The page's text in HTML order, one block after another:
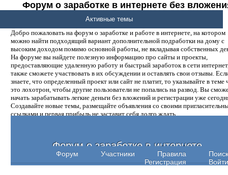
Форум о заработке в интернете без
денег.
Добро пожаловать на форум о заработке и работе в интернете, на котором
можно найти подходящий вариант дополнительной подработки на дому с
высоким доходом помимо основной работы, не вкладывая собственных
На форуме вы найдете полезную информацию про сайты и проекты,
предоставляющие удаленную работу и быстрый заработок в сети
также сможете участвовать в их обсуждении и оставлять свои отзывы.
знаете, что определенный проект или сайт не платит, то указывайте в теме
это лохотрон, чтобы другие пользователи не попались на развод. Вы
начать зарабатывать легкие деньги без вложений и регистрации уже
Создавайте новые темы, размещайте объявления со своими
ссылками и первая прибыль не заставит себя долго ждать.
Форум о заработке в интернете
Форум Участники Правила
Поиск
Регистрация
Войти
Активные темы